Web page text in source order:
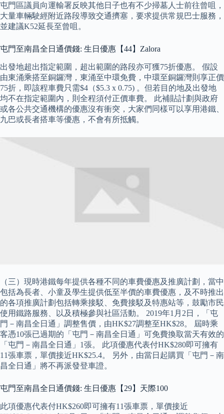
屯門區議員向運輸署反映其他日子也有不少掃墓人士前往曾咀，
大量車輛駛經附近路段導致交通擠塞，要求提供常規巴士服務，
並建議K52延長至曾咀。
屯門至南昌全日通價錢: 生日優惠【44】Zalora
出發地超出指定範圍，超出範圍的路段亦可獲75折優惠。 假設
由東涌乘搭至銅鑼灣，東涌至中環免費，中環至銅鑼灣則享正價
75折，即該程車費只需$4（$5.3 x 0.75) 。但若目的地及出發地
均不在指定範圍內，則全程須付正價車費。 此補貼計劃與政府
或各公共交通機構的優惠沒有衝突，大家們同樣可以享用港鐵、
九巴或長者搭車等優惠，不會有所抵觸。
（三）現時港鐵每年提供各種不同的車費優惠及推廣計劃，當中
包括為長者、小童及學生提供低至半價的車費優惠，及不時推出
的各項推廣計劃包括轉乘接駁、免費接駁及特惠站等，鼓勵市民
使用鐵路服務、以及積極參與社區活動。 2019年1月2日，「屯
門－南昌全日通」調整售價，由HK$27調整至HK$28。 屆時乘
客憑10張已過期的「屯門－南昌全日通」可免費換取當天有效的
「屯門－南昌全日通」1張。 此項優惠代表付HK$280即可擁有
11張車票，單價接近HK$25.4。 另外，由當日起購買「屯門－南
昌全日通」將不再派發登車證。
屯門至南昌全日通價錢: 生日優惠【29】天際100
此項優惠代表付HK$260即可擁有11張車票，單價接近